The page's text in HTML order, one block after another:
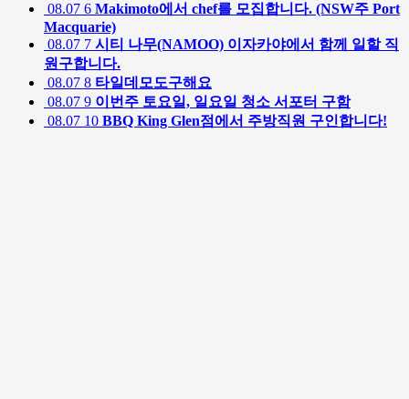
08.07 6 Makimoto에서 chef를 모집합니다. (NSW주 Port
Macquarie)
08.07 7 시티 나무(NAMOO) 이자카야에서 함께 일할 직
원구합니다.
08.07 8 타일데모도구해요
08.07 9 이번주 토요일, 일요일 청소 서포터 구함
08.07 10 BBQ King Glen점에서 주방직원 구인합니다!